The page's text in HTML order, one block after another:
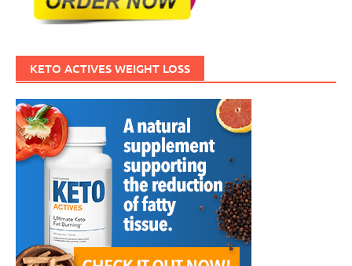
KETO ACTIVES WEIGHT LOSS